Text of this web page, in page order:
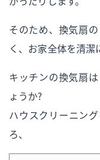
そのため、換気扇
く、お家全体を清潔
キッチンの換気扇
ょうか？
ハウスクリーニン
ろ、